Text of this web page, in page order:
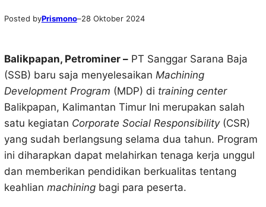
Posted byPrismono–28 Oktober 2024
Balikpapan, Petrominer –PT Sanggar Sarana Baja
(SSB) baru saja menyelesaikan Machining
Development Program (MDP) di training center
Balikpapan, Kalimantan Timur Ini merupakan salah
satu kegiatan Corporate Social Responsibility(CSR)
yang sudah berlangsung selama dua tahun. Program
ini diharapkan dapat melahirkan tenaga kerja unggul
dan memberikan pendidikan berkualitas tentang
keahlian machiningbagi para peserta.